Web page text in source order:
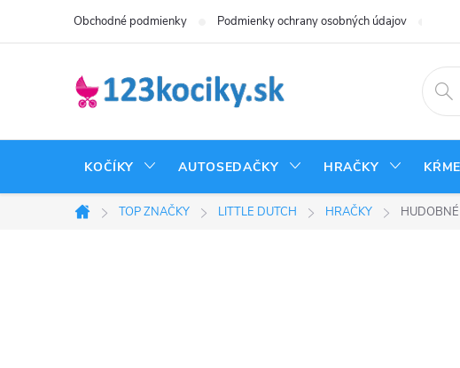
Obchodné podmienky Podmienky ochrany osobných údajov
KOČÍKY AUTOSEDAČKY HRAČKY
Domov
TOP ZNAČKY LITTLE DUTCH HRAČKY